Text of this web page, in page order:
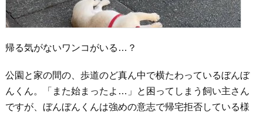
帰る気がないワンコがいる…？
公園と家の間の、歩道のど真ん中で横たわっているぼんぼ
んくん。「また始まったよ…」と困ってしまう飼い主さん
ですが、ぼんぼんくんは強めの意志で帰宅拒否している様